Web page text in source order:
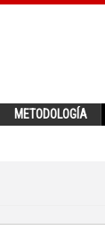
METODOLOGÍA